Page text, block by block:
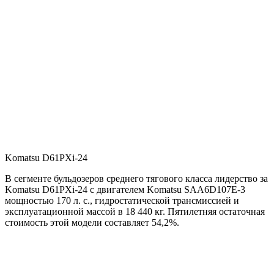
Komatsu D61PXi-24
В сегменте бульдозеров среднего тягового класса лидерство за
Komatsu D61PXi-24 с двигателем Komatsu SAA6D107E-3
мощностью 170 л. с., гидростатической трансмиссией и
эксплуатационной массой в 18 440 кг. Пятилетняя остаточная
стоимость этой модели составляет 54,2%.